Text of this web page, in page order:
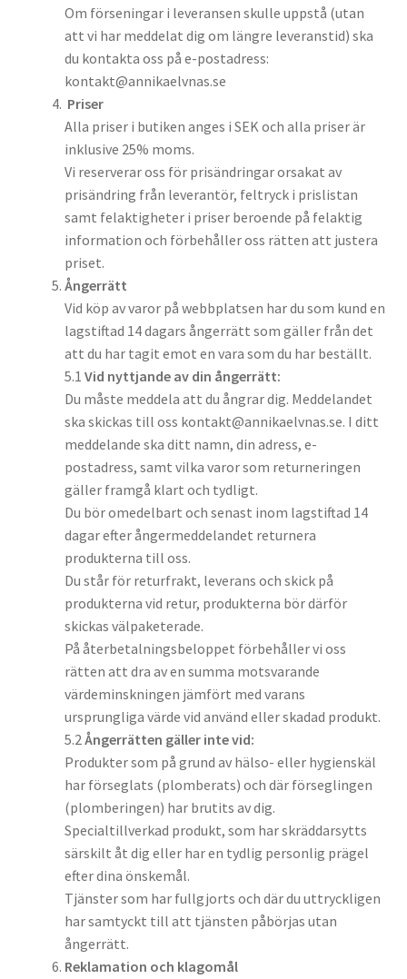
Om förseningar i leveransen skulle uppstå (utan
att vi har meddelat dig om längre leveranstid) ska
du kontakta oss på e-postadress:
kontakt@annikaelvnas.se
Priser
Alla priser i butiken anges i SEK och alla priser är
inklusive 25% moms.
Vi reserverar oss för prisändringar orsakat av
prisändring från leverantör, feltryck i prislistan
samt felaktigheter i priser beroende på felaktig
information och förbehåller oss rätten att justera
priset.
Ångerrätt
Vid köp av varor på webbplatsen har du som kund en
lagstiftad 14 dagars ångerrätt som gäller från det
att du har tagit emot en vara som du har beställt.
5.1 Vid nyttjande av din ångerrätt:
Du måste meddela att du ångrar dig. Meddelandet
ska skickas till oss kontakt@annikaelvnas.se. I ditt
meddelande ska ditt namn, din adress, e-
postadress, samt vilka varor som returneringen
gäller framgå klart och tydligt.
Du bör omedelbart och senast inom lagstiftad 14
dagar efter ångermeddelandet returnera
produkterna till oss.
Du står för returfrakt, leverans och skick på
produkterna vid retur, produkterna bör därför
skickas välpaketerade.
På återbetalningsbeloppet förbehåller vi oss
rätten att dra av en summa motsvarande
värdeminskningen jämfört med varans
ursprungliga värde vid använd eller skadad produkt.
5.2Ångerrätten gäller inte vid:
Produkter som på grund av hälso- eller hygienskäl
har förseglats (plomberats) och där förseglingen
(plomberingen) har brutits av dig.
Specialtillverkad produkt, som har skräddarsytts
särskilt åt dig eller har en tydlig personlig prägel
efter dina önskemål.
Tjänster som har fullgjorts och där du uttryckligen
har samtyckt till att tjänsten påbörjas utan
ångerrätt.
Reklamation och klagomål